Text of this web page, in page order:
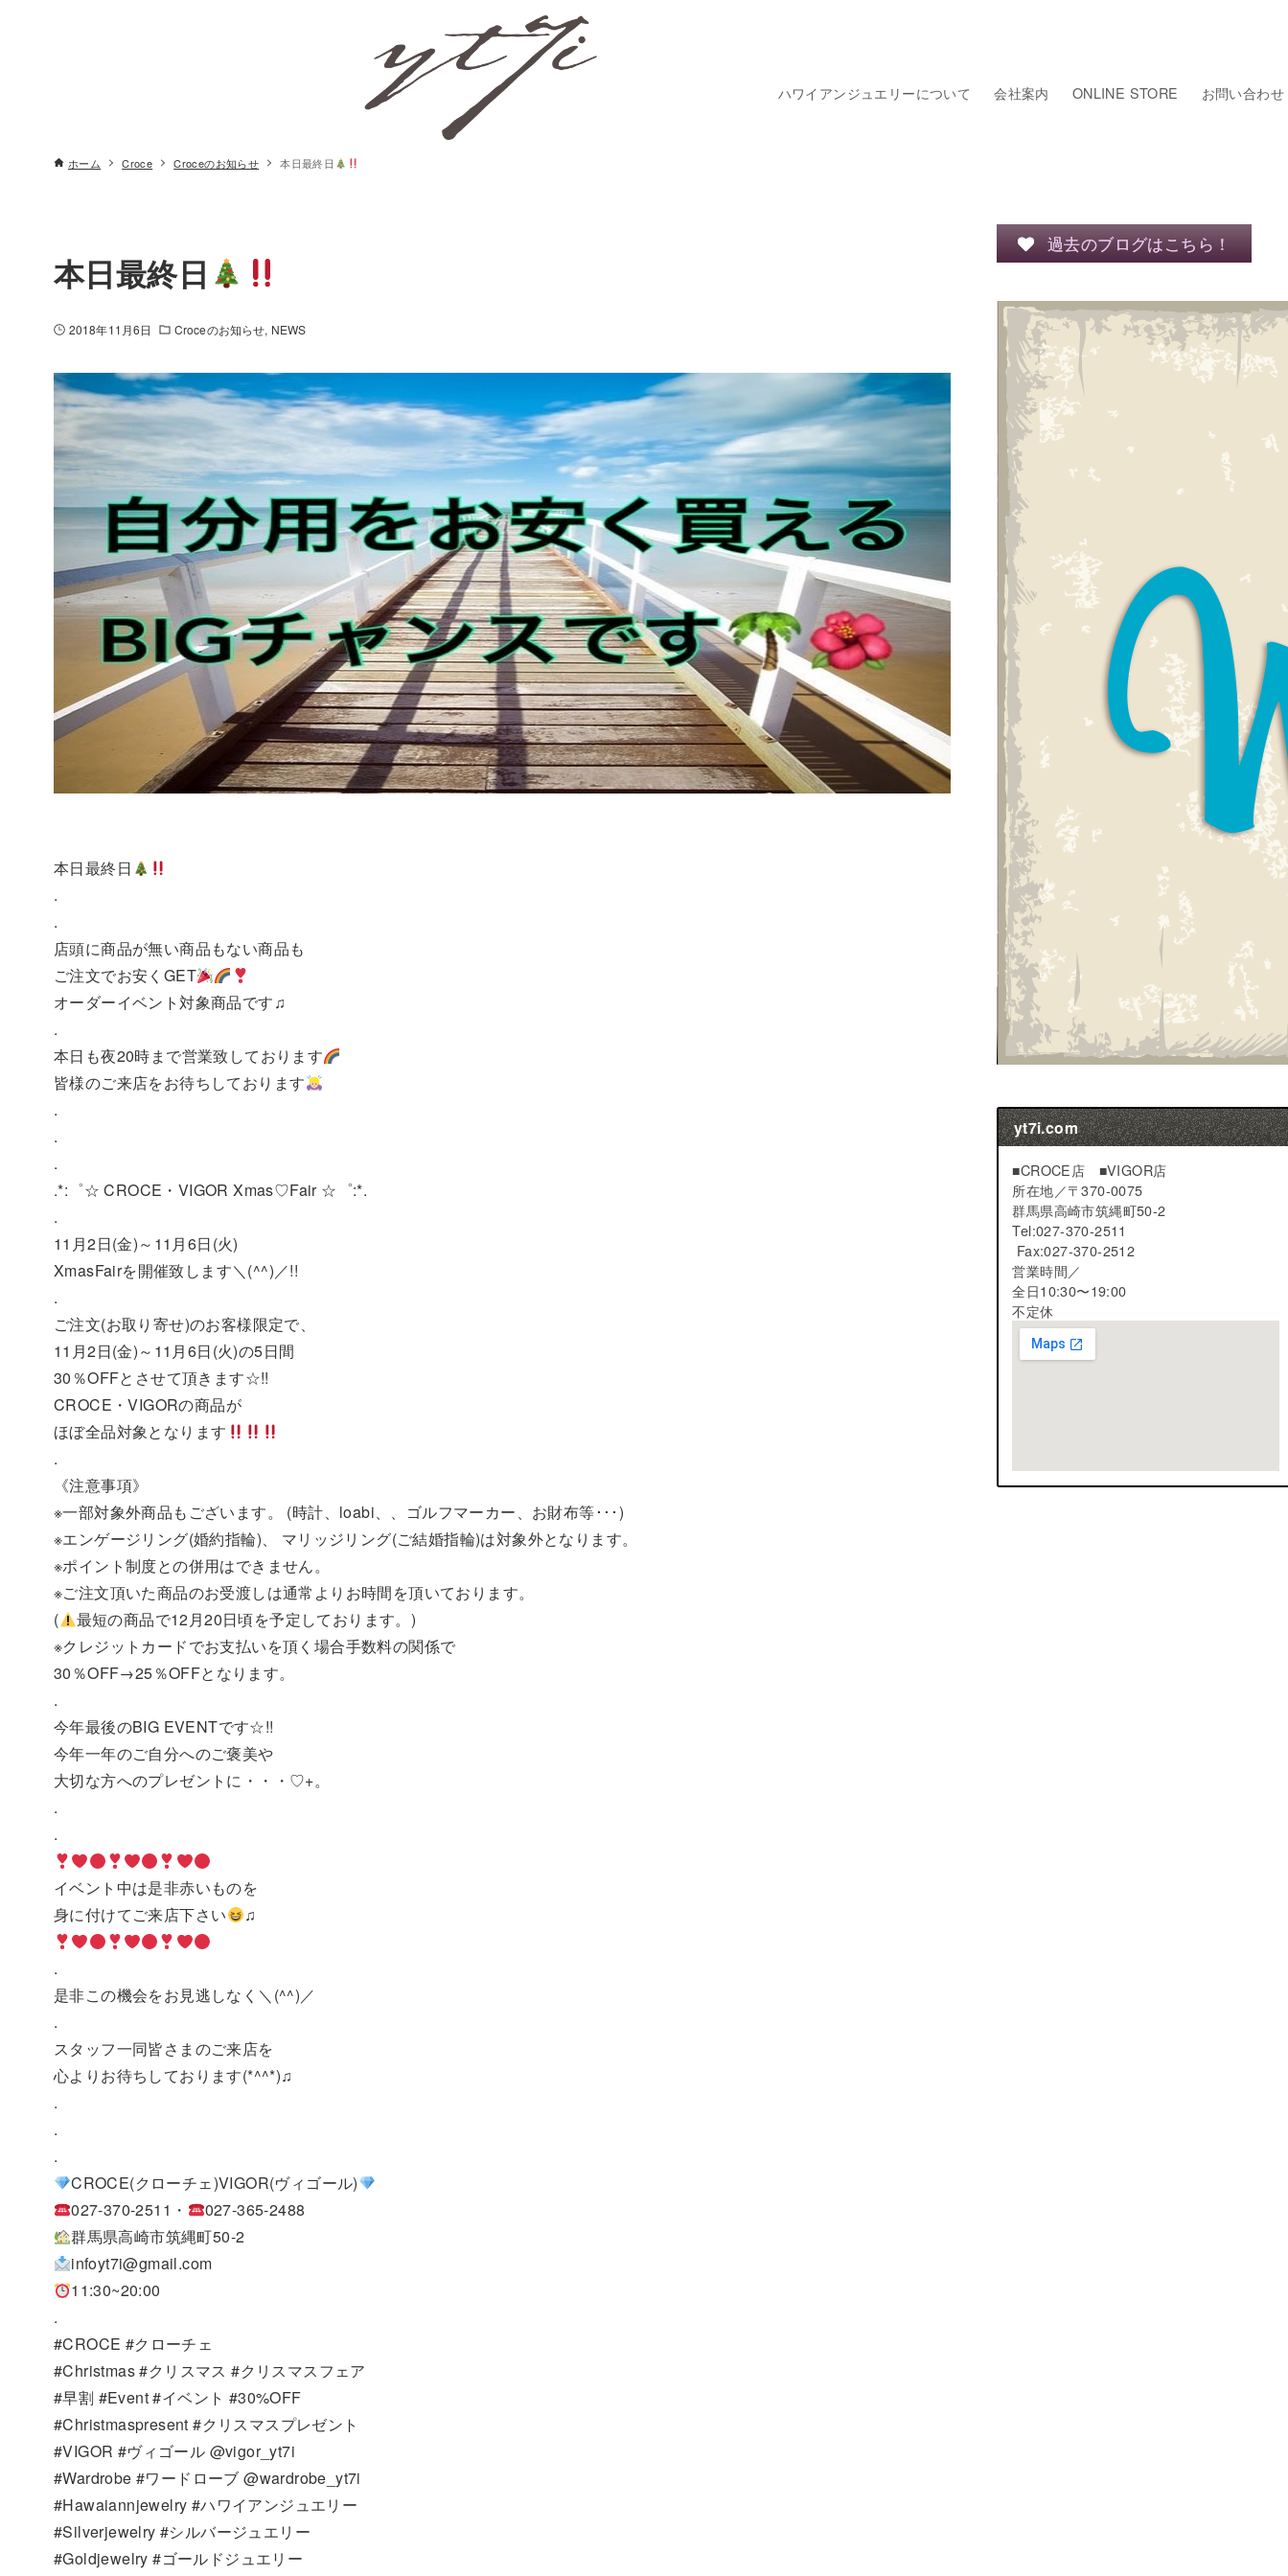
ハワイアンジュエリーについて 会社案内 ONLINE STORE お問い合わせ
ホーム Croce Croceのお知らせ 本日最終日
本日最終日
2018年11月6日 Croceのお知らせ NEWS
本日最終日
.
.
店頭に商品が無い商品もない商品も
ご注文でお安くGET
オーダーイベント対象商品です♫
.
本日も夜20時まで営業致しております
皆様のご来店をお待ちしております
.
.
.
.*:゜☆ CROCE・VIGOR Xmas♡Fair ☆゜:*.
.
11月2日(金)～11月6日(火)
XmasFairを開催致します＼(^^)／!!
.
ご注文(お取り寄せ)のお客様限定で、
11月2日(金)～11月6日(火)の5日間
30％OFFとさせて頂きます☆!!
CROCE・VIGORの商品が
ほぼ全品対象となります
.
《注意事項》
※一部対象外商品もございます。 (時計、loabi、、ゴルフマーカー、お財布等･･･)
※エンゲージリング(婚約指輪)、 マリッジリング(ご結婚指輪)は対象外となります。
※ポイント制度との併用はできません。
※ご注文頂いた商品のお受渡しは通常よりお時間を頂いております。
(
最短の商品で12月20日頃を予定しております。)
※クレジットカードでお支払いを頂く場合手数料の関係で
30％OFF→25％OFFとなります。
.
今年最後のBIG EVENTです☆!!
今年一年のご自分へのご褒美や
大切な方へのプレゼントに・・・♡+。
.
.
イベント中は是非赤いものを
身に付けてご来店下さい
♫
.
是非この機会をお見逃しなく＼(^^)／
.
スタッフ一同皆さまのご来店を
心よりお待ちしております(*^^*)♫
.
.
.
CROCE(クローチェ)VIGOR(ヴィゴール)
027-370-2511・
027-365-2488
群馬県高崎市筑縄町50-2
infoyt7i@gmail.com
11:30~20:00
.
#CROCE #クローチェ
#Christmas #クリスマス #クリスマスフェア
#早割 #Event #イベント #30%OFF
#Christmaspresent #クリスマスプレゼント
#VIGOR #ヴィゴール @vigor_yt7i
#Wardrobe #ワードローブ @wardrobe_yt7i
#Hawaiannjewelry #ハワイアンジュエリー
#Silverjewelry #シルバージュエリー
#Goldjewelry #ゴールドジュエリー
過去のブログはこちら！
yt7i.com
■CROCE店 ■VIGOR店
所在地／〒370-0075
群馬県高崎市筑縄町50-2
Tel:027-370-2511
Fax:027-370-2512
営業時間／
全日10:30〜19:00
不定休